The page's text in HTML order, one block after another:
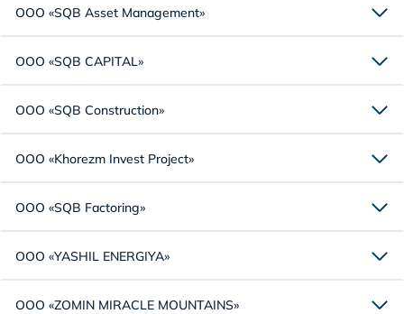
ООО «SQB Asset Management»
ООО «SQB CAPITAL»
ООО «SQB Construction»
ООО «Khorezm Invest Project»
ООО «SQB Factoring»
ООО «YASHIL ENERGIYA»
ООО «ZOMIN MIRACLE MOUNTAINS»